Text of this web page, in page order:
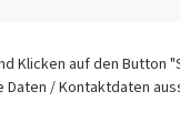
Klicken auf den Button
/ Kontaktdaten